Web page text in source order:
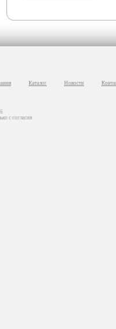
Каталог Новости
с согласия